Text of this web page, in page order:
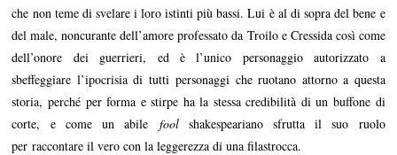
che non teme di svelare i loro istinti più bassi. Lui è al di sopra del bene e
del male, noncurante dell’amore professato da Troilo e Cressida così come
dell’onore dei guerrieri, ed è l’unico personaggio autorizzato a
sbeffeggiare l’ipocrisia di tutti personaggi che ruotano attorno a questa
storia, perché per forma e stirpe ha la stessa credibilità di un buffone di
corte, e come un abile foolshakespeariano sfrutta il suo ruolo
per raccontare il vero con la leggerezza di una filastrocca.